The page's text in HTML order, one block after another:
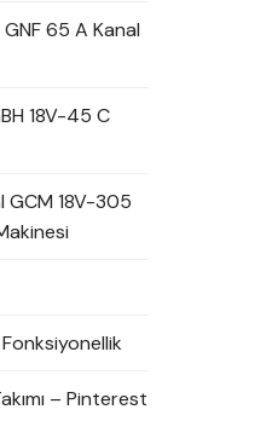
65 A Kanal
18V-45 C
18V-305
– Pinterest